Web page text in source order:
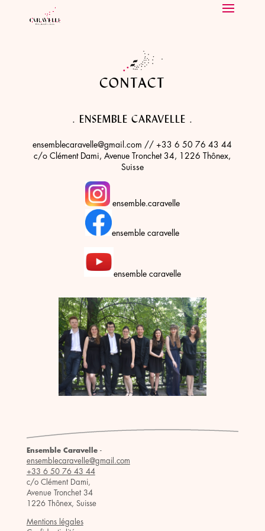
CONTACT
. ENSEMBLE CARAVELLE .
ensemblecaravelle@gmail.com // +33 6 50 76 43 44
c/o Clément Dami, Avenue Tronchet 34, 1226 Thônex,
Suisse
ensemble.caravelle
ensemble caravelle
ensemble caravelle
Ensemble Caravelle-
ensemblecaravelle@gmail.com
+33 6 50 76 43 44
c/o Clément Dami,
Avenue Tronchet 34
1226 Thônex, Suisse
Mentions légales